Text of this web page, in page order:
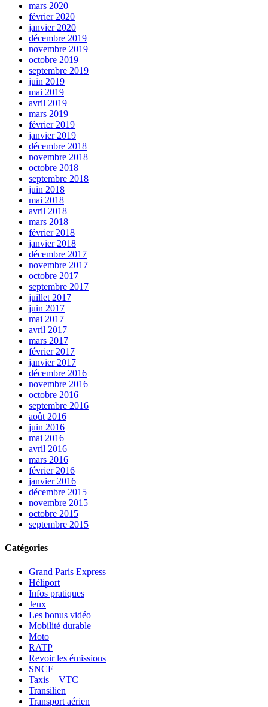
mars 2020
février 2020
janvier 2020
décembre 2019
novembre 2019
octobre 2019
septembre 2019
juin 2019
mai 2019
avril 2019
mars 2019
février 2019
janvier 2019
décembre 2018
novembre 2018
octobre 2018
septembre 2018
juin 2018
mai 2018
avril 2018
mars 2018
février 2018
janvier 2018
décembre 2017
novembre 2017
octobre 2017
septembre 2017
juillet 2017
juin 2017
mai 2017
avril 2017
mars 2017
février 2017
janvier 2017
décembre 2016
novembre 2016
octobre 2016
septembre 2016
août 2016
juin 2016
mai 2016
avril 2016
mars 2016
février 2016
janvier 2016
décembre 2015
novembre 2015
octobre 2015
septembre 2015
Catégories
Grand Paris Express
Héliport
Infos pratiques
Jeux
Les bonus vidéo
Mobilité durable
Moto
RATP
Revoir les émissions
SNCF
Taxis – VTC
Transilien
Transport aérien